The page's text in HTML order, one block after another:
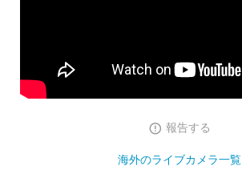
報告する
海外のライブカメラ一覧